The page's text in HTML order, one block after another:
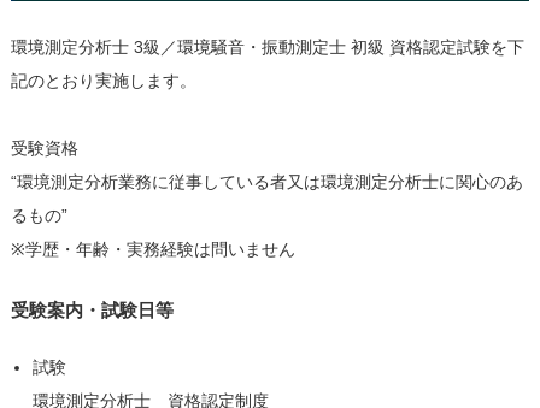
環境測定分析士 3級／環境騒音・振動測定士 初級 資格認定試験を下
記のとおり実施します。
受験資格
“環境測定分析業務に従事している者又は環境測定分析士に関心のあ
るもの”
※学歴・年齢・実務経験は問いません
受験案内・試験日等
試験
環境測定分析士 資格認定制度